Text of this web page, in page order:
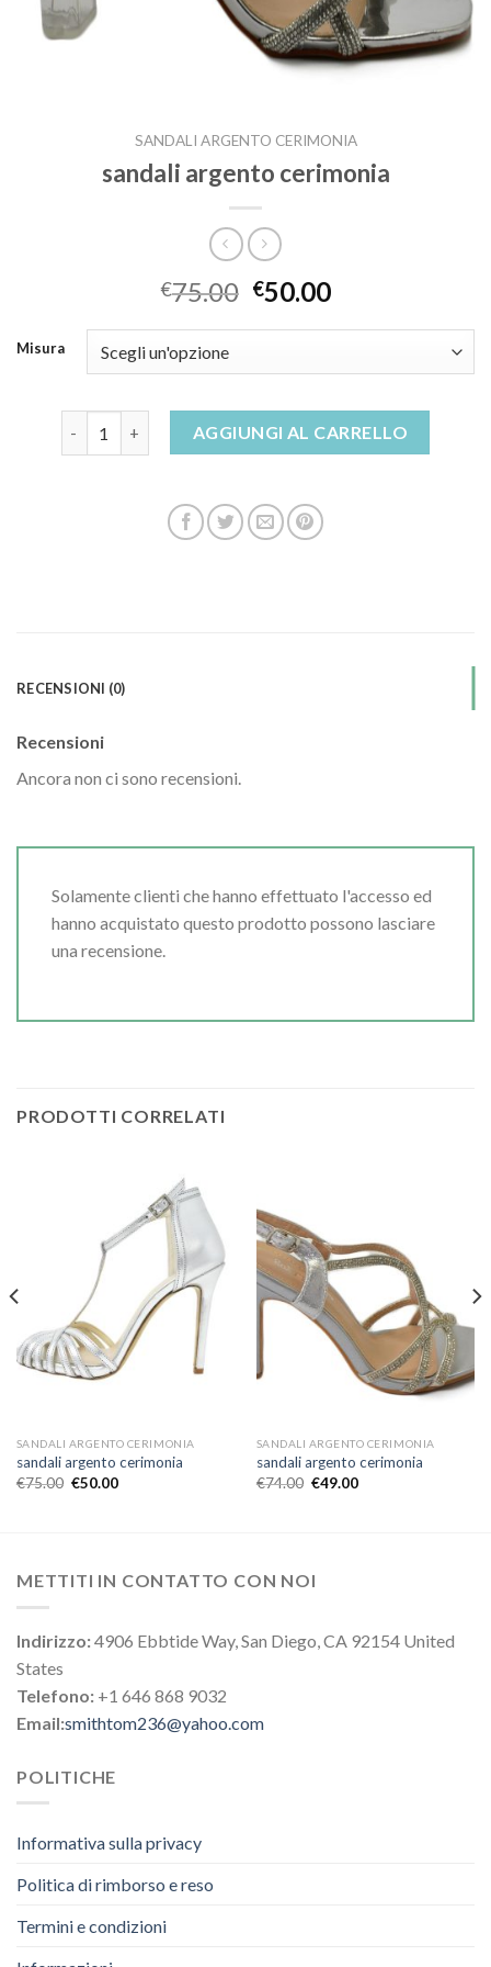
SANDALI ARGENTO CERIMONIA
sandali argento cerimonia
€75.00 €50.00
Misura
sandali argento cerimonia quantità
AGGIUNGI AL CARRELLO
RECENSIONI (0)
Recensioni
Ancora non ci sono recensioni.
Solamente clienti che hanno effettuato l'accesso ed
hanno acquistato questo prodotto possono lasciare
una recensione.
PRODOTTI CORRELATI
SANDALI ARGENTO CERIMONIA
sandali argento cerimonia
€75.00 €50.00
SANDALI ARGENTO CERIMONIA
sandali argento cerimonia
€74.00 €49.00
METTITI IN CONTATTO CON NOI
Indirizzo:4906 Ebbtide Way, San Diego, CA 92154 United
States
Telefono: +1 646 868 9032
Email:smithtom236@yahoo.com
POLITICHE
Informativa sulla privacy
Politica di rimborso e reso
Termini e condizioni